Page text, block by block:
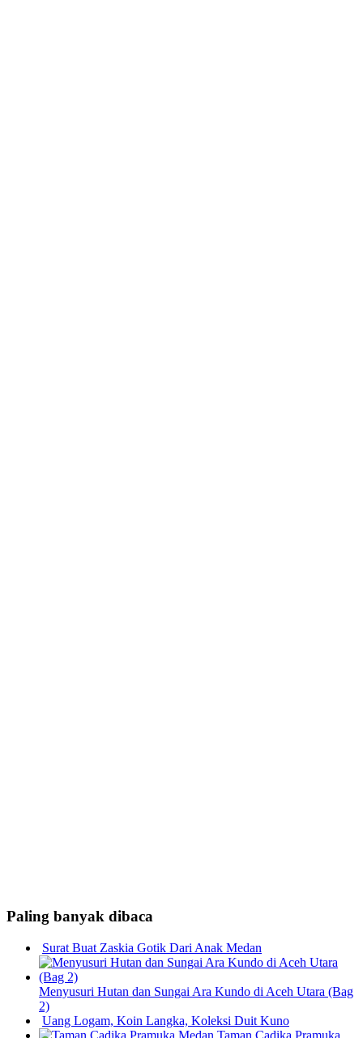
Paling banyak dibaca
Surat Buat Zaskia Gotik Dari Anak Medan
Menyusuri Hutan dan Sungai Ara Kundo di Aceh Utara (Bag
2)
Uang Logam, Koin Langka, Koleksi Duit Kuno